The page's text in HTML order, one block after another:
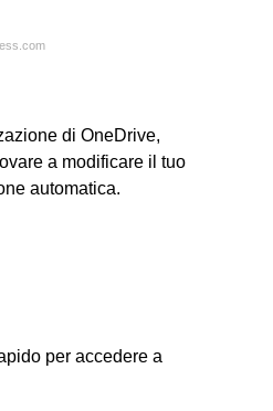
di OneDrive,
a modificare il tuo
automatica.
per accedere a